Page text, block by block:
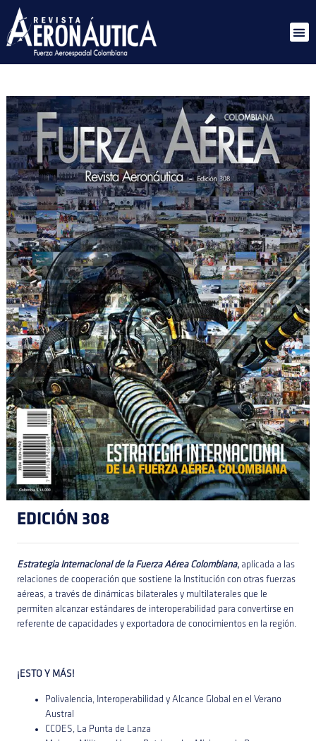
EDICIÓN 308
Estrategia Internacional de la Fuerza Aérea Colombiana, aplicada a las
relaciones de cooperación que sostiene la Institución con otras fuerzas
aéreas, a través de dinámicas bilaterales y multilaterales que le
permiten alcanzar estándares de interoperabilidad para convertirse en
referente de capacidades y exportadora de conocimientos en la región.
¡ESTO Y MÁS!
Polivalencia, Interoperabilidad y Alcance Global en el Verano
Austral
CCOES, La Punta de Lanza